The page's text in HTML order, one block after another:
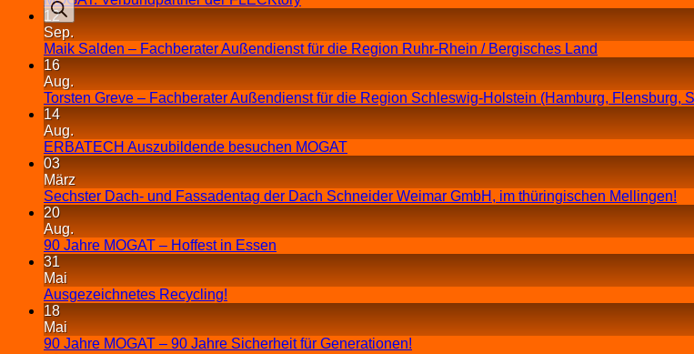
12
Sep.
Maik Salden – Fachberater Außendienst für die Region Ruhr-Rhein / Bergisches Land
16
Aug.
Torsten Greve – Fachberater Außendienst für die Region Schleswig-Holstein (Hamburg, Flensburg,
14
Aug.
ERBATECH Auszubildende besuchen MOGAT
03
März
Sechster Dach- und Fassadentag der Dach Schneider Weimar GmbH, im thüringischen Mellingen!
20
Aug.
90 Jahre MOGAT – Hoffest in Essen
31
Mai
Ausgezeichnetes Recycling!
18
Mai
90 Jahre MOGAT – 90 Jahre Sicherheit für Generationen!